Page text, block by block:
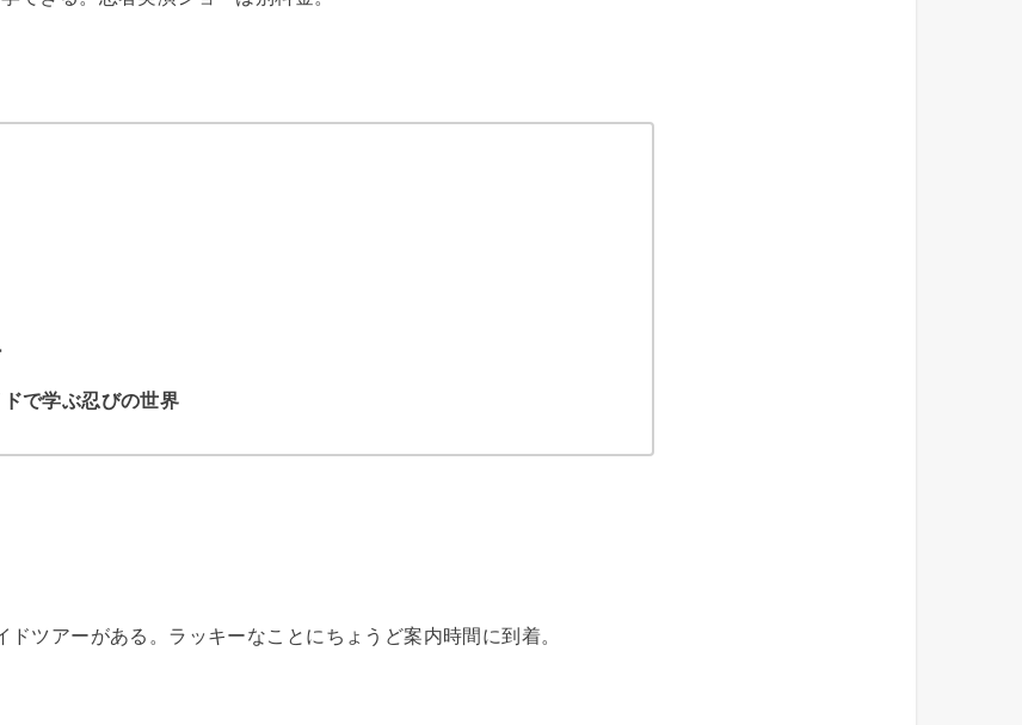
で学ぶ忍びの世界
ドツアーがある。ラッキーなことにちょうど案内時間に到着。